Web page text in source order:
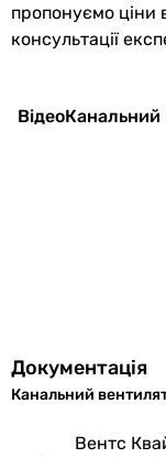
пропонуємо ціни
консультації
ВідеоКанальний
Документація
Канальний
Вентс